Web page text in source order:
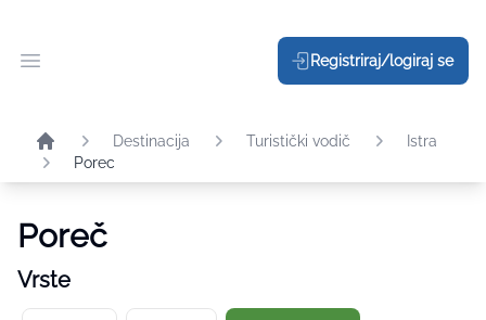
Otvori glavni meni
Registriraj/logiraj se
Destinacija Turistički vodič
Istra
Porec
Poreč
Vrste